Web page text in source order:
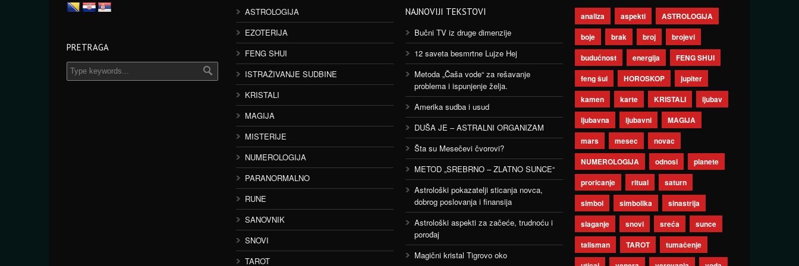
PRETRAGA
ASTROLOGIJA
EZOTERIJA
FENG SHUI
ISTRAŽIVANJE SUDBINE
KRISTALI
MAGIJA
MISTERIJE
NUMEROLOGIJA
PARANORMALNO
RUNE
SANOVNIK
SNOVI
TAROT
NAJNOVIJI TEKSTOVI
Bučni TV iz druge dimenzije
12 saveta besmrtne Lujze Hej
Metoda „Čaša vode“ za rešavanje
problema i ispunjenje želja.
Amerika sudba i usud
DUŠA JE – ASTRALNI ORGANIZAM
Šta su Mesečevi čvorovi?
METOD „SREBRNO – ZLATNO SUNCE“
Astrološki pokazatelji sticanja novca,
dobrog poslovanja i finansija
Astrološki aspekti za začeće, trudnoću i
porođaj
Magični kristal Tigrovo oko
analiza aspekti
ASTROLOGIJA
boje
brak broj
brojevi
budućnost
energija
FENG SHUI
feng šui
HOROSKOP
jupiter
kamen
karte KRISTALI
ljubav
ljubavna
ljubavni
MAGIJA
mars
mesec
novac
NUMEROLOGIJA
odnosi
planete
proricanje
ritual
saturn
simbol
simbolika
sinastrija
slaganje
snovi sreća
sunce
talisman
TAROT
tumačenje